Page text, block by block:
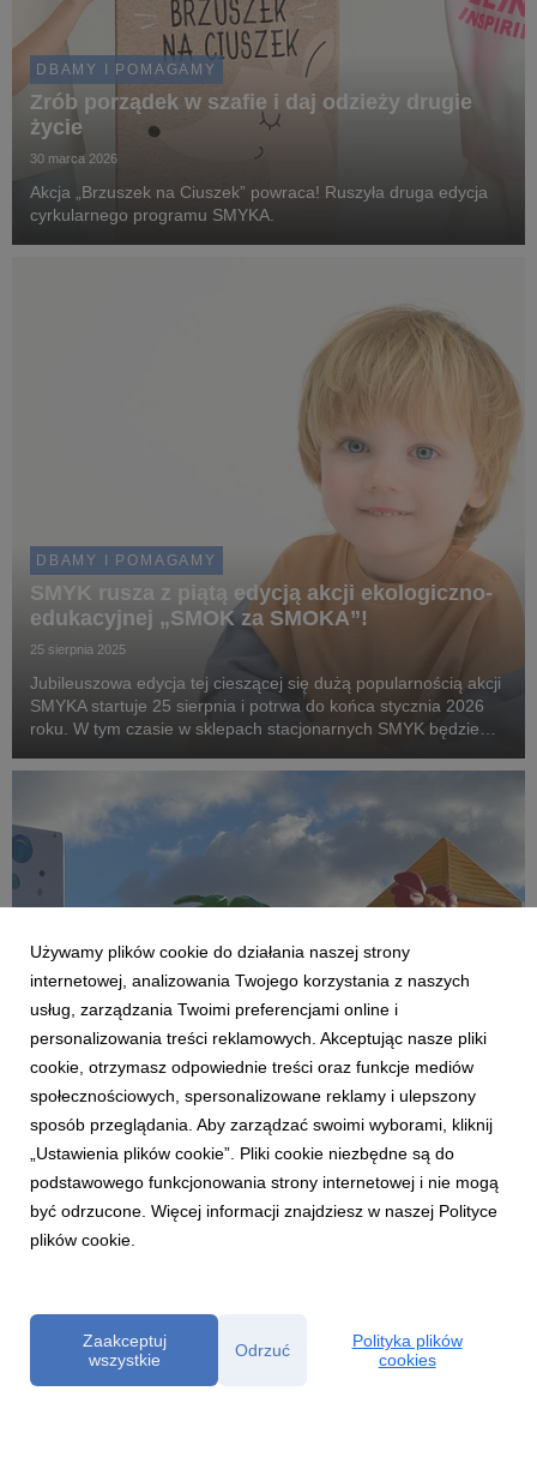
DBAMY I POMAGAMY
Zrób porządek w szafie i daj odzieży drugie
życie
30 marca 2026
Akcja „Brzuszek na Ciuszek” powraca! Ruszyła druga edycja
cyrkularnego programu SMYKA.
DBAMY I POMAGAMY
SMYK rusza z piątą edycją akcji ekologiczno-
edukacyjnej „SMOK za SMOKA”!
25 sierpnia 2025
Jubileuszowa edycja tej cieszącej się dużą popularnością akcji
SMYKA startuje 25 sierpnia i potrwa do końca stycznia 2026
roku. W tym czasie w sklepach stacjonarnych SMYK będzie
smoka.
DBAMY I POMAGAMY
SMOK za SMOKA – Plac zabaw już otwarty!
4 kwietnia 2025
W Bytowie został otwarty nowy plac zabaw. Wykonany w 100%
z surowców wtórnych plac został ufundowany przez SMYKA w
ramach akcji „SMOK za SMOKA”. O lokalizacji placu
Używamy plików cookie do działania naszej strony
internetowej, analizowania Twojego korzystania z naszych
usług, zarządzania Twoimi preferencjami online i
personalizowania treści reklamowych. Akceptując nasze pliki
cookie, otrzymasz odpowiednie treści oraz funkcje mediów
społecznościowych, spersonalizowane reklamy i ulepszony
sposób przeglądania. Aby zarządzać swoimi wyborami, kliknij
„Ustawienia plików cookie”. Pliki cookie niezbędne są do
podstawowego funkcjonowania strony internetowej i nie mogą
być odrzucone. Więcej informacji znajdziesz w naszej Polityce
plików cookie.
Zaakceptuj
wszystkie
Odrzuć
Polityka plików
cookies